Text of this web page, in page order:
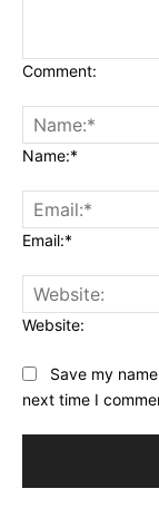
Comment:
Name:*
Email:*
Website:
Save my
next time I